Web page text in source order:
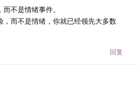
，而不是情绪事件。
，而不是情绪，你就已经领先大多数
回复